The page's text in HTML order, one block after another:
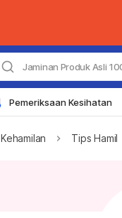
Jaminan Produk Asli
Pemeriksaan Kesihatan
Kehamilan Tips Hamil